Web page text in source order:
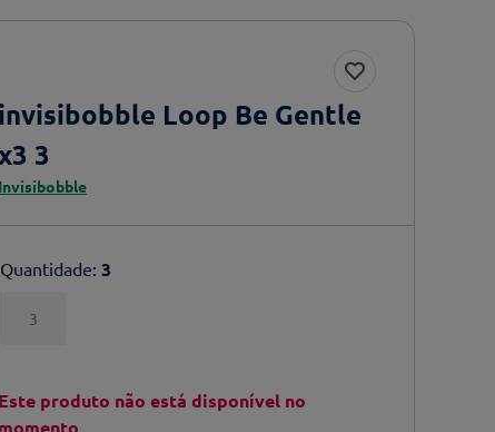
invisibobble Loop Be Gentle
3
Invisibobble
Quantidade: 3
3
Este produto não está disponível no
momento